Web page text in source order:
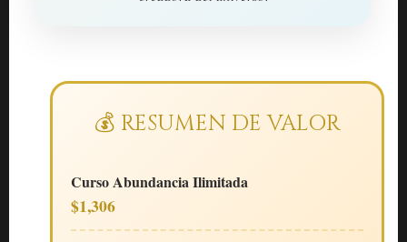
💰 RESUMEN DE VALOR
Curso Abundancia Ilimitada
$1,306